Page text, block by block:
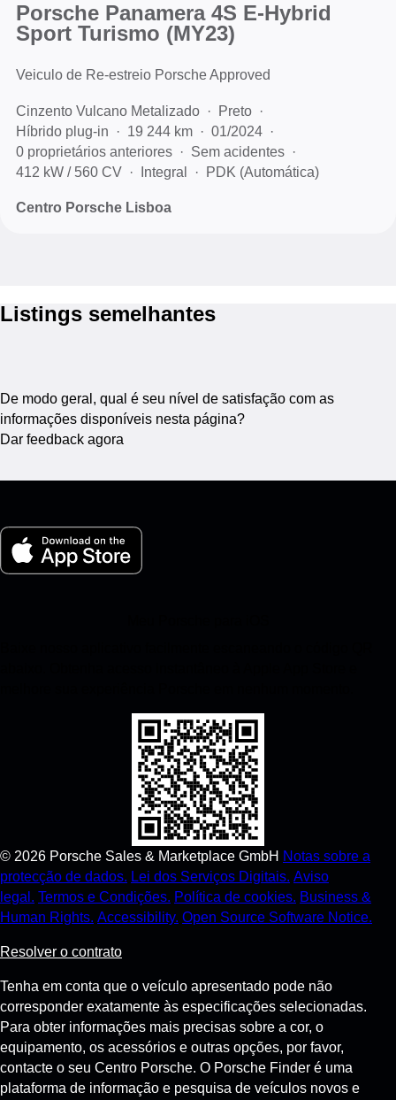
Porsche Panamera 4S E-Hybrid
Sport Turismo (MY23)
Veiculo de Re-estreio Porsche Approved
Cinzento Vulcano Metalizado
Preto
Híbrido plug-in
19 244 km
01/2024
0 proprietários anteriores
Sem acidentes
412 kW / 560 CV
Integral PDK (Automática)
Centro Porsche Lisboa
Listings semelhantes
De modo geral, qual é seu nível de satisfação com as
informações disponíveis nesta página?
Dar feedback agora
© 2026 Porsche Sales & Marketplace GmbH Notas sobre a
protecção de dados. Lei dos Serviços Digitais. Aviso
legal. Termos e Condições. Política de cookies. Business &
Human Rights. Accessibility. Open Source Software Notice.
Resolver o contrato
Tenha em conta que o veículo apresentado pode não
corresponder exatamente às especificações selecionadas.
Para obter informações mais precisas sobre a cor, o
equipamento, os acessórios e outras opções, por favor,
contacte o seu Centro Porsche. O Porsche Finder é uma
plataforma de informação e pesquisa de veículos novos e